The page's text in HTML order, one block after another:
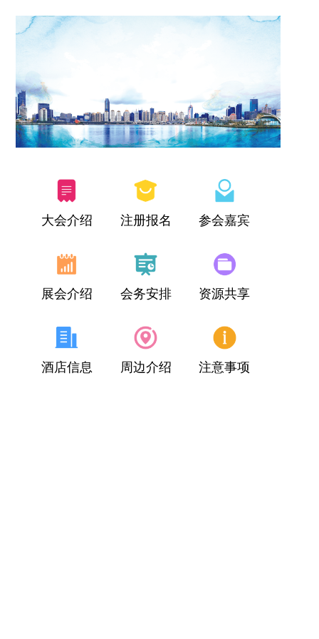
大会介绍 注册报名 参会嘉宾
展会介绍 会务安排 资源共享
酒店信息 周边介绍 注意事项